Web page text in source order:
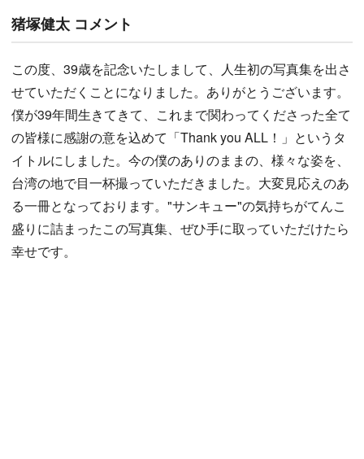
猪塚健太 コメント
この度、39歳を記念いたしまして、人生初の写真集を出さ
せていただくことになりました。ありがとうございます。
僕が39年間生きてきて、これまで関わってくださった全て
の皆様に感謝の意を込めて「Thank you ALL！」というタ
イトルにしました。今の僕のありのままの、様々な姿を、
台湾の地で目一杯撮っていただきました。大変見応えのあ
る一冊となっております。"サンキュー"の気持ちがてんこ
盛りに詰まったこの写真集、ぜひ手に取っていただけたら
幸せです。